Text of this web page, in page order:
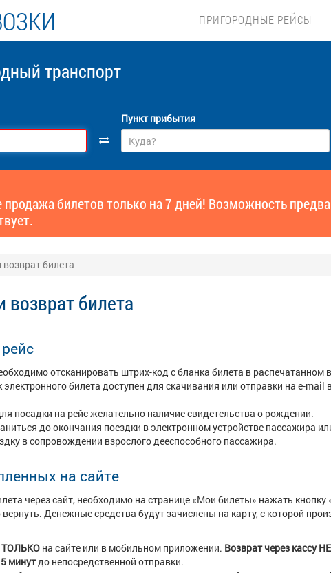
ПРИГОРОДНЫЕ РЕЙСЫ
транспорт
Пункт прибытия
продажа билетов только на 7 дней! Возможность
билета
возврат билета
отсканировать штрих-код с бланка билета в распечатанном
билета доступен для скачивания или отправки на e-mail
посадки на рейс желательно наличие свидетельства о рождении.
до окончания поездки в электронном устройстве пассажира
в сопровождении взрослого дееспособного пассажира.
на сайте
через сайт, необходимо на странице «Мои билеты» нажать кнопку
Денежные средства будут зачислены на карту, с которой
ТОЛЬКО на сайте или в мобильном приложении. Возврат через кассу
5 минутдо непосредственной отправки.